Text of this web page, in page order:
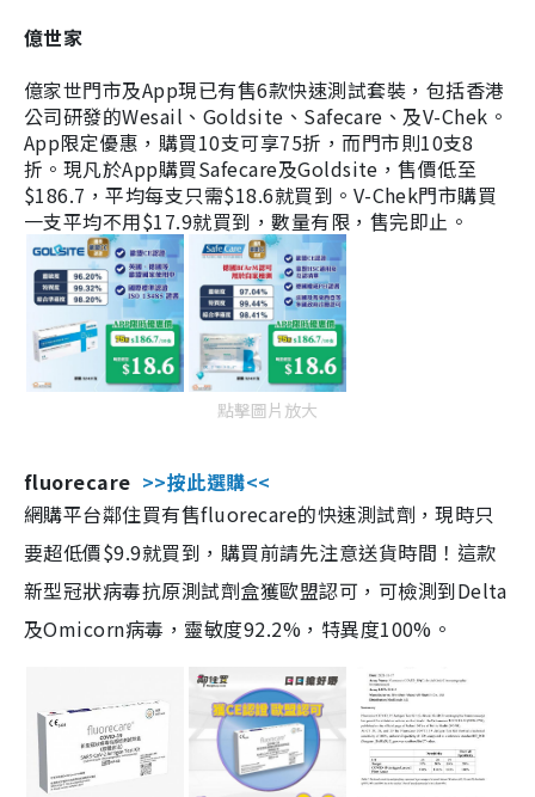
億世家
億家世門市及App現已有售6款快速測試套裝，包括香港
公司研發的Wesail、Goldsite、Safecare、及V-Chek。
App限定優惠，購買10支可享75折，而門市則10支8
折。現凡於App購買Safecare及Goldsite，售價低至
$186.7，平均每支只需$18.6就買到。V-Chek門市購買
一支平均不用$17.9就買到，數量有限，售完即止。
點擊圖片放大
fluorecare >>按此選購<<
網購平台鄰住買有售fluorecare的快速測試劑，現時只
要超低價$9.9就買到，購買前請先注意送貨時間！這款
新型冠狀病毒抗原測試劑盒獲歐盟認可，可檢測到Delta
及Omicorn病毒，靈敏度92.2%，特異度100%。